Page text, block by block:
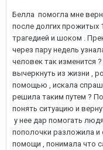
Белла помогла мне
после долгих прожитых
трагедией и шоком .
через пару недель
человек так изменится
вычеркнуть из жизни ,
помощью , искала
решила таким путем ?
понять ситуацию и
у нее дар помогать
пополочки разложила и
помощи , понимала что